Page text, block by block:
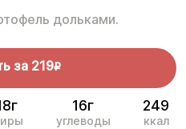
дольками.
за 219R
16г
углеводы
249
ккал